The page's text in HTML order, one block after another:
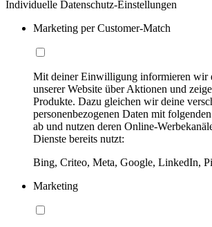
Individuelle Datenschutz-Einstellungen
Marketing per Customer-Match
Mit deiner Einwilligung informieren wir
unserer Website über Aktionen und
Produkte. Dazu gleichen wir deine
personenbezogenen Daten mit
ab und nutzen deren Online-
Dienste bereits nutzt:
Bing, Criteo, Meta, Google, LinkedIn,
Marketing